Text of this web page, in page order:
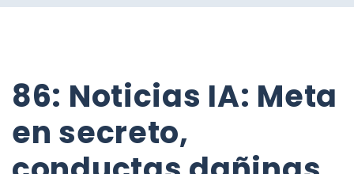
86: Noticias IA: Meta
en secreto,